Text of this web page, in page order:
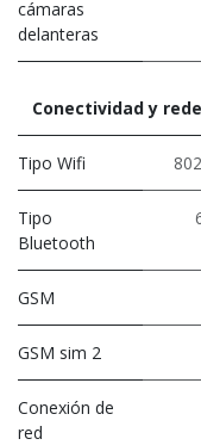
cámaras
delanteras
Conectividad y
Tipo Wifi
Tipo
Bluetooth
GSM
GSM sim 2
Conexión de
red